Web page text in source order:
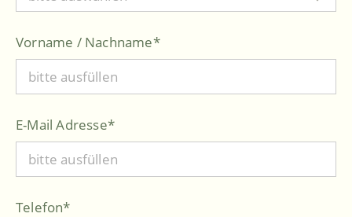
Vorname / Nachname*
E-Mail Adresse*
Telefon*